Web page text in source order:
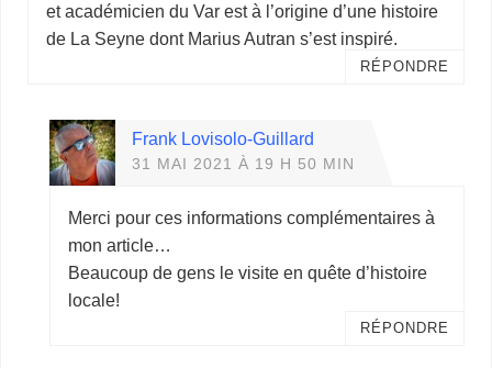
et académicien du Var est à l’origine d’une histoire
de La Seyne dont Marius Autran s’est inspiré.
RÉPONDRE
Frank Lovisolo-Guillard
31 MAI 2021 À 19 H 50 MIN
Merci pour ces informations complémentaires à
mon article…
Beaucoup de gens le visite en quête d’histoire
locale!
RÉPONDRE